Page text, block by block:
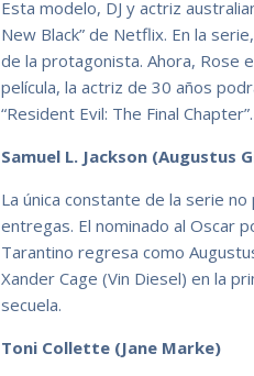
Esta modelo, DJ y actriz
New Black” de Netflix. En la
de la protagonista. Ahora, Rose
película, la actriz de 30 años
“Resident Evil: The Final Chapter”.
Samuel L. Jackson (Augustus
La única constante de la serie
entregas. El nominado al Oscar
Tarantino regresa como
Xander Cage (Vin Diesel) en la
secuela.
Toni Collette (Jane Marke)